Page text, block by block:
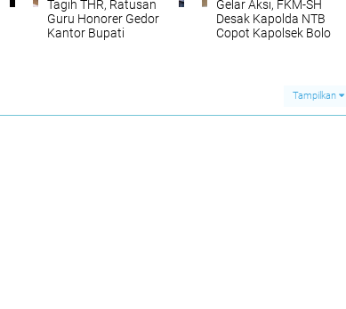
Tagih THR, Ratusan
Guru Honorer Gedor
Kantor Bupati
Gelar Aksi, FKM-SH
Desak Kapolda NTB
Copot Kapolsek Bolo
Tampilkan